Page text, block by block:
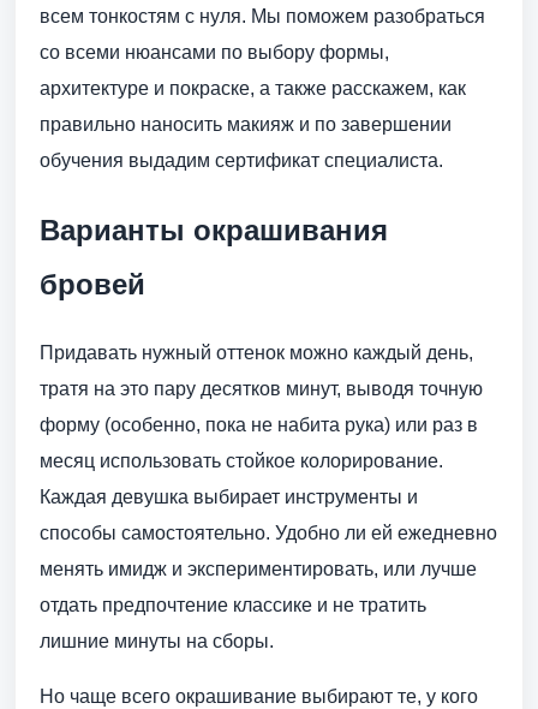
всем тонкостям с нуля. Мы поможем разобраться
со всеми нюансами по выбору формы,
архитектуре и покраске, а также расскажем, как
правильно наносить макияж и по завершении
обучения выдадим сертификат специалиста.
Варианты окрашивания
бровей
Придавать нужный оттенок можно каждый день,
тратя на это пару десятков минут, выводя точную
форму (особенно, пока не набита рука) или раз в
месяц использовать стойкое колорирование.
Каждая девушка выбирает инструменты и
способы самостоятельно. Удобно ли ей ежедневно
менять имидж и экспериментировать, или лучше
отдать предпочтение классике и не тратить
лишние минуты на сборы.
Но чаще всего окрашивание выбирают те, у кого